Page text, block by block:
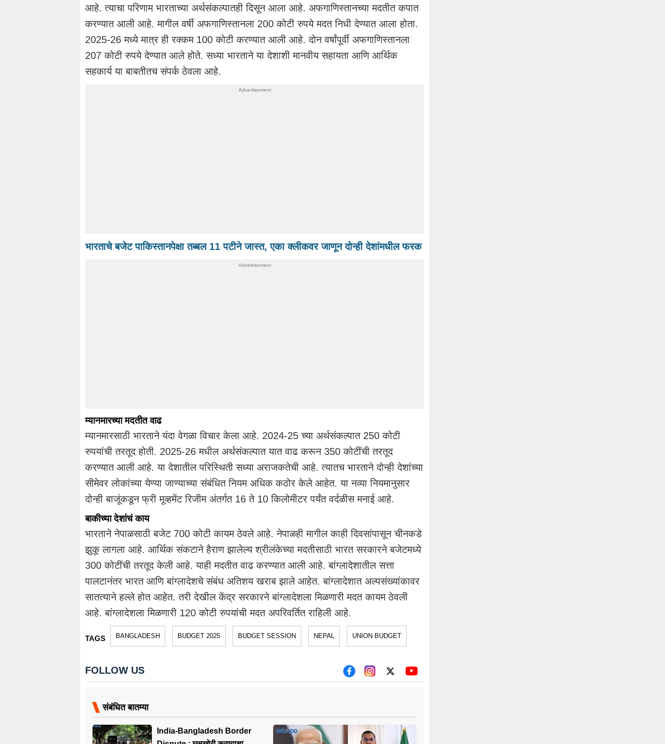
आहे. त्याचा परिणाम भारताच्या अर्थसंकल्पातही दिसून आला आहे. अफगाणिस्तानच्या मदतीत कपात
करण्यात आली आहे. मागील वर्षी अफगाणिस्तानला 200 कोटी रुपये मदत निधी देण्यात आला होता.
2025-26 मध्ये मात्र ही रक्कम 100 कोटी करण्यात आली आहे. दोन वर्षांपूर्वी अफगाणिस्तानला
207 कोटी रुपये देण्यात आले होते. सध्या भारताने या देशाशी मानवीय सहायता आणि आर्थिक
सहकार्य या बाबतीतच संपर्क ठेवला आहे.
भारताचे बजेट पाकिस्तानपेक्षा तब्बल 11 पटीने जास्त, एका क्लीकवर जाणून दोन्ही देशांमधील फरक
म्यानमारच्या मदतीत वाढ
म्यानमारसाठी भारताने यंदा वेगळा विचार केला आहे. 2024-25 च्या अर्थसंकल्पात 250 कोटी
रुपयांची तरतूद होती. 2025-26 मधील अर्थसंकल्पात यात वाढ करून 350 कोटींची तरतूद
करण्यात आली आहे. या देशातील परिस्थिती सध्या अराजकतेची आहे. त्यातच भारताने दोन्ही देशांच्या
सीमेवर लोकांच्या येण्या जाण्याच्या संबंधित नियम अधिक कठोर केले आहेत. या नव्या नियमानुसार
दोन्ही बाजूंकडून फ्री मूव्हमेंट रिजीम अंतर्गत 16 ते 10 किलोमीटर पर्यंत वर्दळीस मनाई आहे.
बाकीच्या देशांचं काय
भारताने नेपाळसाठी बजेट 700 कोटी कायम ठेवले आहे. नेपाळही मागील काही दिवसांपासून चीनकडे
झुकू लागला आहे. आर्थिक संकटाने हैराण झालेल्य श्रीलंकेच्या मदतीसाठी भारत सरकारने बजेटमध्ये
300 कोटींची तरतूद केली आहे. याही मदतीत वाढ करण्यात आली आहे. बांग्लादेशातील सत्ता
पालटानंतर भारत आणि बांग्लादेशचे संबंध अतिशय खराब झाले आहेत. बांग्लादेशात अल्पसंख्यांकावर
सातत्याने हल्ले होत आहेत. तरी देखील केंद्र सरकारने बांग्लादेशला मिळणारी मदत कायम ठेवली
आहे. बांग्लादेशला मिळणारी 120 कोटी रुपयांची मदत अपरिवर्तित राहिली आहे.
TAGS BANGLADESH BUDGET 2025 BUDGET SESSION NEPAL UNION BUDGET
FOLLOW US
संबंधित बातम्या
India-Bangladesh Border